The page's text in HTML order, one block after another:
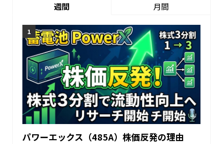
週間 月間
パワーエックス（485A）株価反発の理由